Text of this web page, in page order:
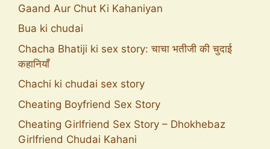
Gaand Aur Chut Ki Kahaniyan
Bua ki chudai
Chacha Bhatiji ki sex story: चाचा भतीजी की चुदाई
कहानियाँ
Chachi ki chudai sex story
Cheating Boyfriend Sex Story
Cheating Girlfriend Sex Story – Dhokhebaz
Girlfriend Chudai Kahani